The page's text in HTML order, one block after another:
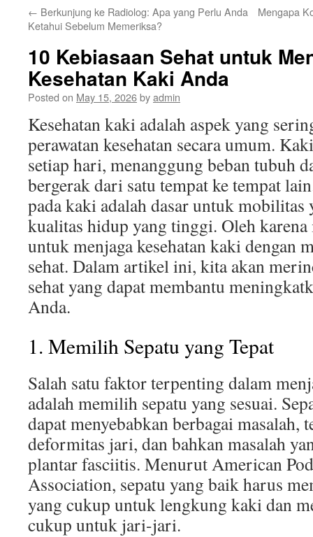
← Berkunjung ke Radiolog: Apa yang Perlu Anda
Ketahui Sebelum Memeriksa?
Mengapa
10 Kebiasaan Sehat untuk
Kesehatan Kaki Anda
Posted on May 15, 2026byadmin
Kesehatan kaki adalah aspek yang
perawatan kesehatan secara umum.
setiap hari, menanggung beban tubuh
bergerak dari satu tempat ke tempat
pada kaki adalah dasar untuk mobilitas
kualitas hidup yang tinggi. Oleh
untuk menjaga kesehatan kaki dengan
sehat. Dalam artikel ini, kita akan
sehat yang dapat membantu
Anda.
1. Memilih Sepatu yang Tepat
Salah satu faktor terpenting dalam
adalah memilih sepatu yang sesuai.
dapat menyebabkan berbagai masalah,
deformitas jari, dan bahkan masalah
plantar fasciitis. Menurut American
Association, sepatu yang baik harus
yang cukup untuk lengkung kaki dan
cukup untuk jari-jari.